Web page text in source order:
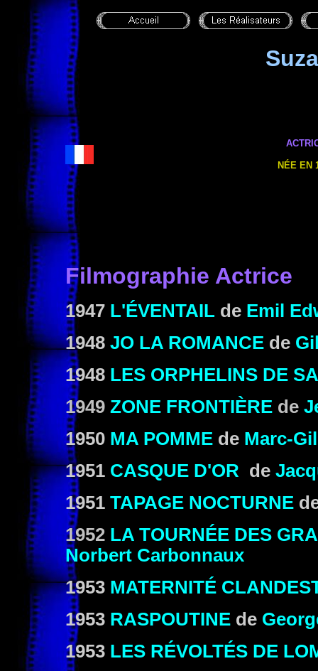
NÉE EN
Filmographie Actrice
1947 L'ÉVENTAIL de Emil
1948 JO LA ROMANCE de
1948 LES ORPHELINS DE
1949 ZONE FRONTIÈRE de
1950 MA POMME de Marc-
1951 CASQUE D'OR de
1951 TAPAGE NOCTURNE
1952 LA TOURNÉE DES
Norbert Carbonnaux
1953 MATERNITÉ
1953 RASPOUTINE de
1953 LES RÉVOLTÉS DE